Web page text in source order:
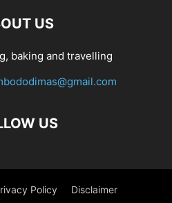
US
baking and travelling
US
Policy Disclaimer